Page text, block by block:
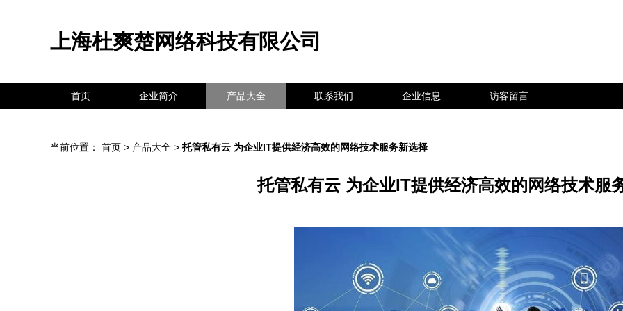
上海杜爽楚网络科技有限公司
首页 企业简介 产品大全 联系我们 企业信息 访客留言
当前位置： 首页 > 产品大全 > 托管私有云 为企业IT提供经济高效的网络技术服务新选择
托管私有云 为企业IT提供经济高效的网络技术服